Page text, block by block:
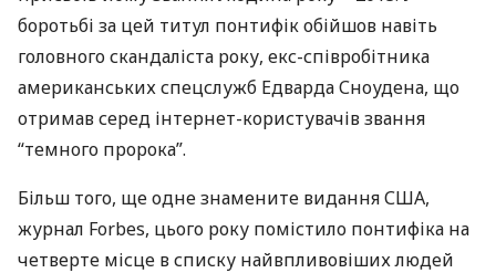
боротьбі за цей титул понтифік обійшов навіть
головного скандаліста року, екс-співробітника
американських спецслужб Едварда Сноудена, що
отримав серед інтернет-користувачів звання
“темного пророка”.
Більш того, ще одне знамените виданняСША,
журнал Forbes, цього року помістило понтифіка на
четверте місце в списку найвпливовіших людей